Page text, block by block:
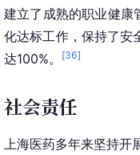
建立了成熟的职业健康
化达标工作，保持了安
达100%。
[36]
社会责任
上海医药多年来坚持开